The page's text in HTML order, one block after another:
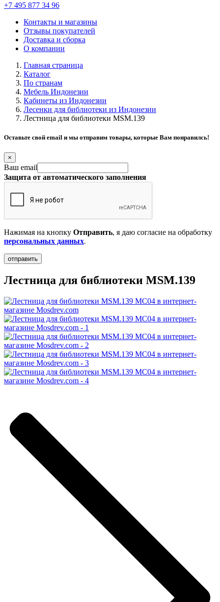
+7 495 877 34 96
Контакты и магазины
Отзывы покупателей
Доставка и сборка
О компании
Главная страница
Каталог
По странам
Мебель Индонезии
Кабинеты из Индонезии
Лесенки для библиотеки из Индонезии
Лестница для библиотеки MSM.139
Оставьте свой email и мы отправим товары, которые Вам понравилсь!
×
Ваш email
Защита от автоматического заполнения
Нажимая на кнопку Отправить, я даю согласие на обработку
персональных данных.
Лестница для библиотеки MSM.139